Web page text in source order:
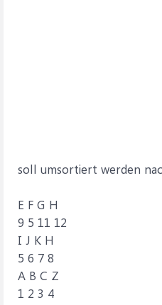
soll umsortiert werden
E F G H
9 5 11 12
I J K H
5 6 7 8
A B C Z
1 2 3 4